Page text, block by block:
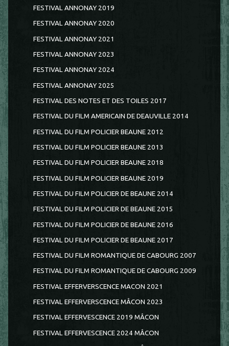
FESTIVAL ANNONAY 2019
FESTIVAL ANNONAY 2020
FESTIVAL ANNONAY 2021
FESTIVAL ANNONAY 2023
FESTIVAL ANNONAY 2024
FESTIVAL ANNONAY 2025
FESTIVAL DES NOTES ET DES TOILES 2017
FESTIVAL DU FILM AMERICAIN DE DEAUVILLE 2014
FESTIVAL DU FILM POLICIER BEAUNE 2012
FESTIVAL DU FILM POLICIER BEAUNE 2013
FESTIVAL DU FILM POLICIER BEAUNE 2018
FESTIVAL DU FILM POLICIER BEAUNE 2019
FESTIVAL DU FILM POLICIER DE BEAUNE 2014
FESTIVAL DU FILM POLICIER DE BEAUNE 2015
FESTIVAL DU FILM POLICIER DE BEAUNE 2016
FESTIVAL DU FILM POLICIER DE BEAUNE 2017
FESTIVAL DU FILM ROMANTIQUE DE CABOURG 2007
FESTIVAL DU FILM ROMANTIQUE DE CABOURG 2009
FESTIVAL EFFERVERSCENCE MACON 2021
FESTIVAL EFFERVERSCENCE MÂCON 2023
FESTIVAL EFFERVESCENCE 2019 MÂCON
FESTIVAL EFFERVESCENCE 2024 MÂCON